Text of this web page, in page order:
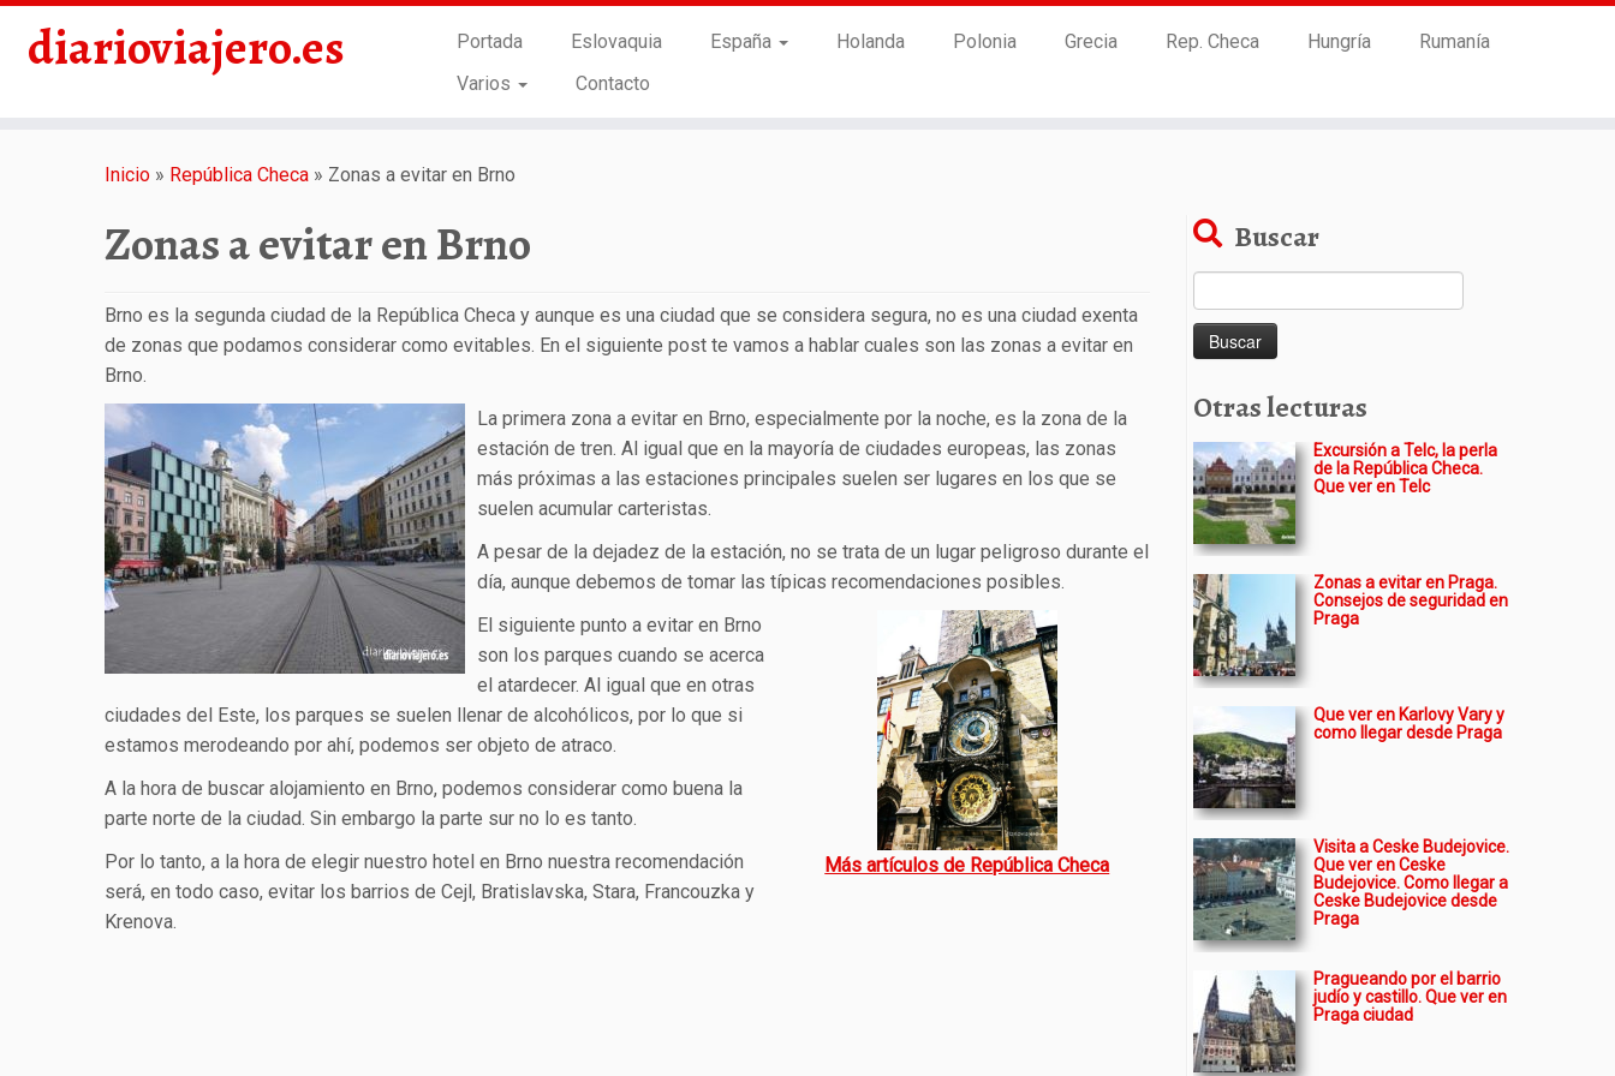
diarioviajero.es Portada Eslovaquia España Holanda Polonia Grecia Rep. Checa Hungría
Rumanía
Varios
Contacto
Inicio » República Checa » Zonas a evitar en Brno
Zonas a evitar en Brno
Brno es la segunda ciudad de la República Checa y aunque es una ciudad que se considera segura, no es una ciudad exenta
de zonas que podamos considerar como evitables. En el siguiente post te vamos a hablar cuales son las zonas a evitar en
Brno.
La primera zona a evitar en Brno, especialmente por la noche, es la zona de la
estación de tren. Al igual que en la mayoría de ciudades europeas, las zonas
más próximas a las estaciones principales suelen ser lugares en los que se
suelen acumular carteristas.
A pesar de la dejadez de la estación, no se trata de un lugar peligroso durante el
día, aunque debemos de tomar las típicas recomendaciones posibles.
Más artículos de República Checa
El siguiente punto a evitar en Brno
son los parques cuando se acerca
el atardecer. Al igual que en otras
ciudades del Este, los parques se suelen llenar de alcohólicos, por lo que si
estamos merodeando por ahí, podemos ser objeto de atraco.
A la hora de buscar alojamiento en Brno, podemos considerar como buena la
parte norte de la ciudad. Sin embargo la parte sur no lo es tanto.
Por lo tanto, a la hora de elegir nuestro hotel en Brno nuestra recomendación
será, en todo caso, evitar los barrios de Cejl, Bratislavska, Stara, Francouzka y
Krenova.
Buscar
Otras lecturas
Excursión a Telc, la perla
de la República Checa.
Que ver en Telc
Zonas a evitar en Praga.
Consejos de seguridad en
Praga
Que ver en Karlovy Vary y
como llegar desde Praga
Visita a Ceske Budejovice.
Que ver en Ceske
Budejovice. Como llegar a
Ceske Budejovice desde
Praga
Pragueando por el barrio
judío y castillo. Que ver en
Praga ciudad